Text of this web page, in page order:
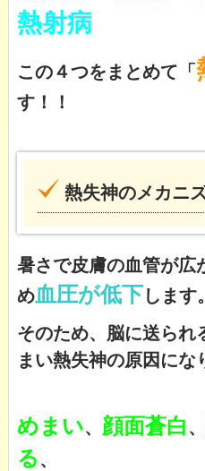
熱射病
この４つをまとめて「
す！！
熱失神のメカニ
暑さで皮膚の血管が広
め血圧が低下 します。
そのため、脳に送られ
まい熱失神の原因にな
めまい、 顔面蒼白 、
る 、